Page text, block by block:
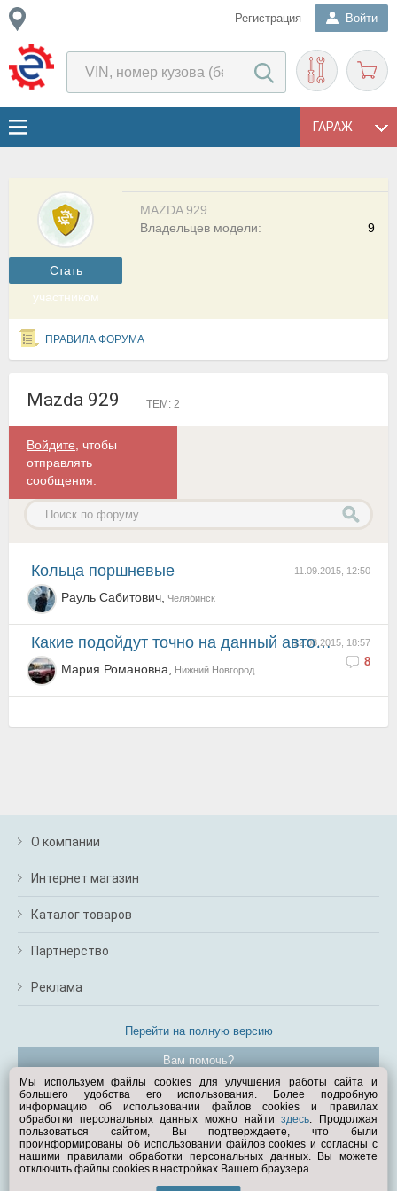
Регистрация Войти
ГАРАЖ
Cтать
участником
MAZDA 929
9
Владельцев модели:
ПРАВИЛА ФОРУМА
Mazda 929 ТЕМ: 2
Войдите , чтобы
отправлять
сообщения.
11.09.2015, 12:50
Кольца поршневые
Рауль Сабитович, Челябинск
12.08.2015, 18:57
8
Какие подойдут точно на данный автомобиль Стойки амортизационные и пыльники, передние и задние?
Мария Романовна, Нижний Новгород
О компании
Интернет магазин
Каталог товаров
Партнерство
Реклама
Перейти на полную версию
Вам помочь?
© Exist.ru 1998—2026
Мы используем файлы cookies для улучшения работы сайта и
большего удобства его использования. Более подробную
информацию об использовании файлов cookies и правилах
обработки персональных данных можно найтиздесь. Продолжая
пользоваться сайтом, Вы подтверждаете, что были
проинформированы об использовании файлов cookies и согласны с
нашими правилами обработки персональных данных. Вы можете
отключить файлы cookies в настройках Вашего браузера.